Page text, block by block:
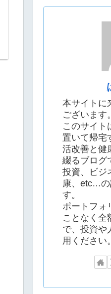
本サイトに
ございます。
このサイト
置いて帰宅
活改善と健
綴るブログ
投資、ビジ
康、etc…の
す。
ポートフォ
ことなく全
で、投資や
用ください。